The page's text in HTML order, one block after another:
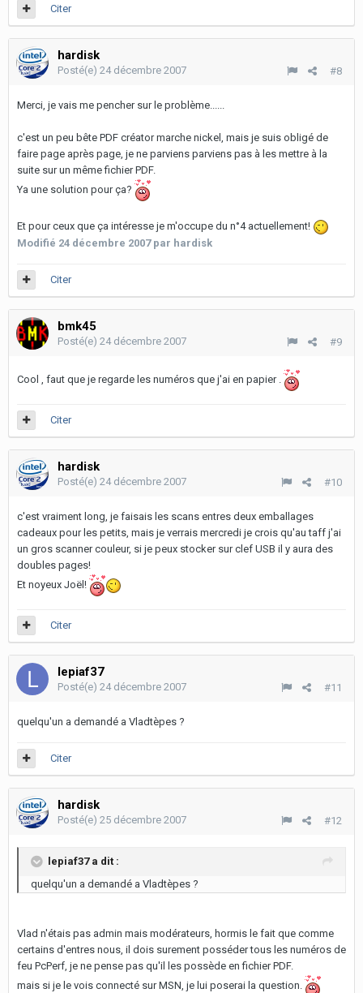
Citer
hardisk
#8
Posté(e) 24 décembre 2007
Merci, je vais me pencher sur le problème......
c'est un peu bête PDF créator marche nickel, mais je suis obligé de
faire page après page, je ne parviens parviens pas à les mettre à la
suite sur un même fichier PDF.
Ya une solution pour ça?
Et pour ceux que ça intéresse je m'occupe du n°4 actuellement!
Modifié 24 décembre 2007par hardisk
Citer
bmk45
#9
Posté(e) 24 décembre 2007
Cool , faut que je regarde les numéros que j'ai en papier .
Citer
hardisk
#10
Posté(e) 24 décembre 2007
c'est vraiment long, je faisais les scans entres deux emballages
cadeaux pour les petits, mais je verrais mercredi je crois qu'au taff j'ai
un gros scanner couleur, si je peux stocker sur clef USB il y aura des
doubles pages!
Et noyeux Joël!
Citer
lepiaf37
#11
Posté(e) 24 décembre 2007
quelqu'un a demandé a Vladtèpes ?
Citer
hardisk
#12
Posté(e) 25 décembre 2007
lepiaf37 a dit :
quelqu'un a demandé a Vladtèpes ?
Vlad n'étais pas admin mais modérateurs, hormis le fait que comme
certains d'entres nous, il dois surement posséder tous les numéros de
feu PcPerf, je ne pense pas qu'il les possède en fichier PDF.
mais si je le vois connecté sur MSN, je lui poserai la question.